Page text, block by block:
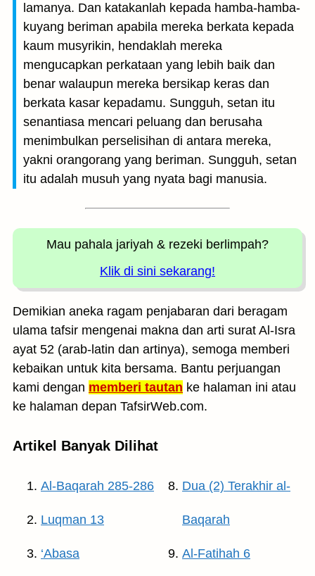
lamanya. Dan katakanlah kepada hamba-hamba-
kuyang beriman apabila mereka berkata kepada
kaum musyrikin, hendaklah mereka
mengucapkan perkataan yang lebih baik dan
benar walaupun mereka bersikap keras dan
berkata kasar kepadamu. Sungguh, setan itu
senantiasa mencari peluang dan berusaha
menimbulkan perselisihan di antara mereka,
yakni orangorang yang beriman. Sungguh, setan
itu adalah musuh yang nyata bagi manusia.
Mau pahala jariyah & rezeki berlimpah?
Klik di sini sekarang!
Demikian aneka ragam penjabaran dari beragam
ulama tafsir mengenai makna dan arti surat Al-Isra
ayat 52 (arab-latin dan artinya), semoga memberi
kebaikan untuk kita bersama. Bantu perjuangan
kami dengan memberi tautan ke halaman ini atau
ke halaman depan TafsirWeb.com.
Artikel Banyak Dilihat
Al-Baqarah 285-286
Luqman 13
‘Abasa
Dua (2) Terakhir al-
Baqarah
Al-Fatihah 6